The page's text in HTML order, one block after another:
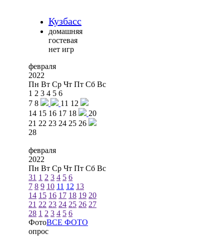
Кузбасс
домашняя
гостевая
нет игр
февраля
2022
Пн Вт Ср Чт Пт Сб Вс
1 2 3 4 5 6
7 8 11 12
14 15 16 17 18
20
21 22 23 24 25 26
28
февраля
2022
Пн Вт Ср Чт Пт Сб Вс
31 1 2 3 4 5 6
7 8 9 10 11 12 13
14 15 16 17 18 19 20
21 22 23 24 25 26 27
28 1 2 3 4 5 6
ФотоВСЕ ФОТО
опрос